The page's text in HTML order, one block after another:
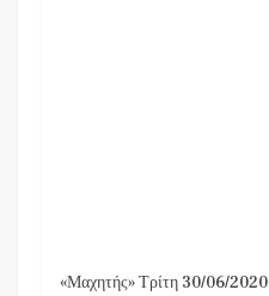
«Μαχητής» Τρίτη 30/06/2020